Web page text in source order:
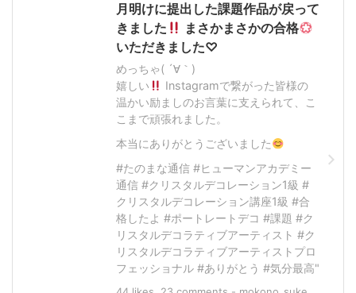
月明けに提出した課題作品が戻って
きました
まさかまさかの合格
いただきました♡
めっちゃ( ´∀｀)
嬉しい
Instagramで繋がった皆様の
温かい励ましのお言葉に支えられて、こ
こまで頑張れました。
本当にありがとうございました
#たのまな通信 #ヒューマンアカデミー
通信 #クリスタルデコレーション1級 #
クリスタルデコレーション講座1級 #合
格したよ #ポートレートデコ #課題 #ク
リスタルデコラティブアーティスト #ク
リスタルデコラティブアーティストプロ
フェッショナル #ありがとう #気分最高"